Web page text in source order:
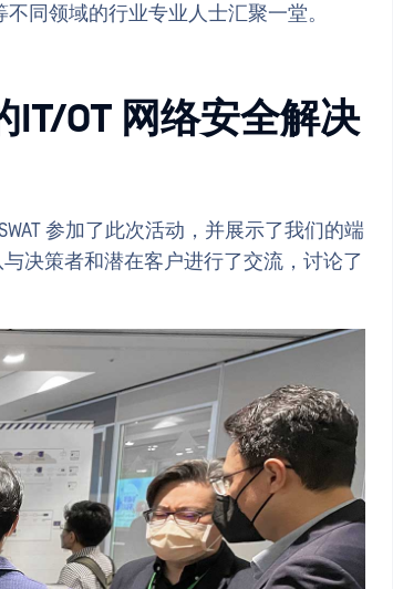
同领域的行业专业人士汇聚一堂。
IT/OT 网络安全解决
参加了此次活动，并展示了我们的端
与决策者和潜在客户进行了交流，讨论了